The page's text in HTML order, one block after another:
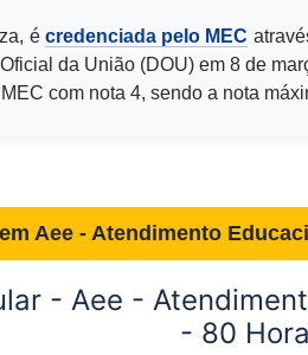
é credenciada pelo MEC
da União (DOU) em 8 de
com nota 4, sendo a nota
Aee - Atendimento
- Aee -
- 80